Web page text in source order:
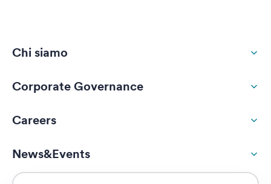
Chi siamo
Corporate Governance
Careers
News&Events